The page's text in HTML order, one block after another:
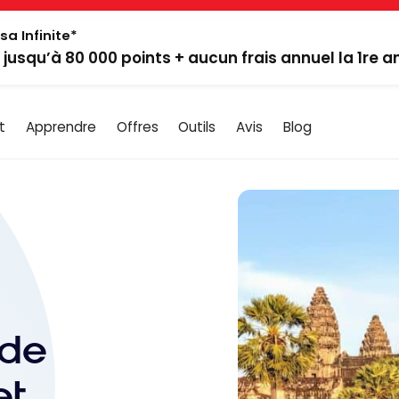
Infinite*
80 000 points + aucun frais annuel la 1re
Apprendre Offres Outils Avis Blog